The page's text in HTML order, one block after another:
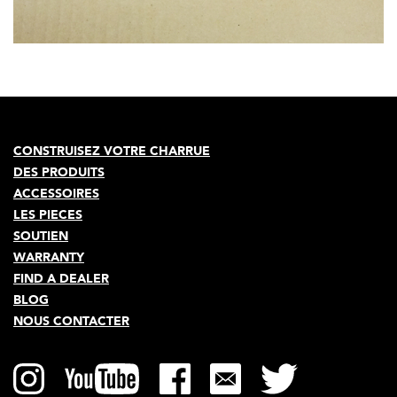
navigation
Devenir revendeur
Carrières
English
Main
navigation
CONSTRUISEZ VOTRE CHARRUE
DES PRODUITS
ACCESSOIRES
LES PIECES
SOUTIEN
WARRANTY
FIND A DEALER
BLOG
NOUS CONTACTER